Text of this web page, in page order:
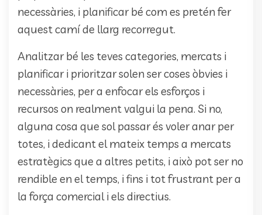
necessàries, i planificar bé com es pretén fer
aquest camí de llarg recorregut.
Analitzar bé les teves categories, mercats i
planificar i prioritzar solen ser coses òbvies i
necessàries, per a enfocar els esforços i
recursos on realment valgui la pena. Si no,
alguna cosa que sol passar és voler anar per
totes, i dedicant el mateix temps a mercats
estratègics que a altres petits, i això pot ser no
rendible en el temps, i fins i tot frustrant per a
la força comercial i els directius.